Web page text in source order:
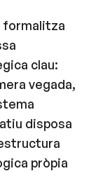
formalitza
clau:
vegada,
disposa
pròpia